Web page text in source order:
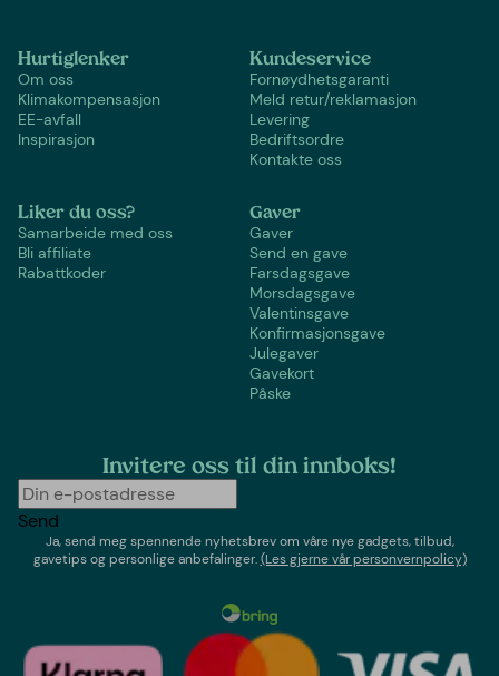
Hurtiglenker
Om oss
Klimakompensasjon
EE-avfall
Inspirasjon
Kundeservice
Fornøydhetsgaranti
Meld retur/reklamasjon
Levering
Bedriftsordre
Kontakte oss
Liker du oss?
Samarbeide med oss
Bli affiliate
Rabattkoder
Gaver
Gaver
Send en gave
Farsdagsgave
Morsdagsgave
Valentinsgave
Konfirmasjonsgave
Julegaver
Gavekort
Påske
Invitere oss til din innboks!
Send
Ja, send meg spennende nyhetsbrev om våre nye gadgets, tilbud,
gavetips og personlige anbefalinger.(Les gjerne vår personvernpolicy)